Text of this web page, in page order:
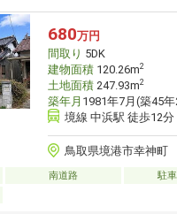
680万円
間取り 5DK
建物面積120.26m2
土地面積247.93m2
築年月 1981年7月(築45
境線 中浜駅 徒歩12分
鳥取県境港市幸神町
南道路
駐